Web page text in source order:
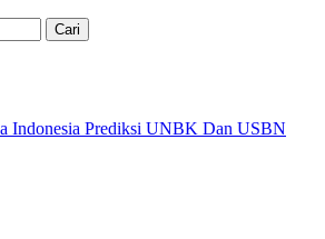
Indonesia Prediksi UNBK Dan USBN